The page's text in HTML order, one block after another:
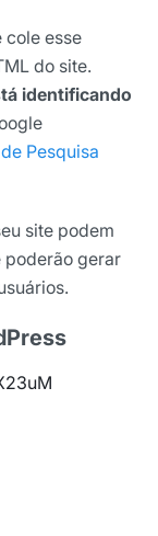
cole esse
do site.
identificando
Pesquisa
site podem
poderão gerar